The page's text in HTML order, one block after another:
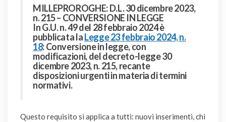
MILLEPROROGHE: D.L. 30 dicembre 2023,
n. 215 – CONVERSIONE IN LEGGE
In G.U. n. 49 del 28 febbraio 2024 è
pubblicata laLegge 23 febbraio 2024, n.
18: Conversione in legge, con
modificazioni, del decreto-legge 30
dicembre 2023, n. 215, recante
disposizioni urgenti in materia di termini
normativi.
Questo requisito si applica a tutti: nuovi inserimenti, chi